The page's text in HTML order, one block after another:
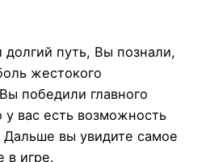
путь, Вы познали,
жестокого
победили главного
у вас есть возможность
вы увидите самое
в игре.